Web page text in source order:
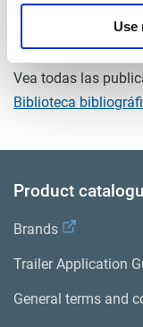
Use
Vea todas las
Biblioteca
Product
Brands
Trailer Application
General terms and